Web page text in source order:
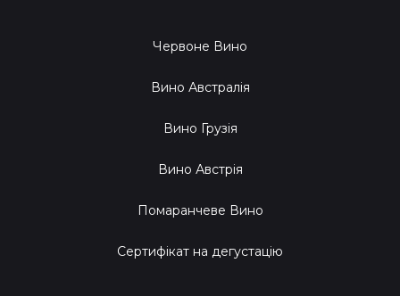
Червоне Вино
Вино Австралія
Вино Грузія
Вино Австрія
Помаранчеве Вино
Cертифікат на дегустацію